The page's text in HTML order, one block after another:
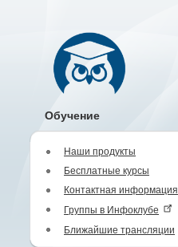
Обучение
Наши продукты
Бесплатные курсы
Контактная информация
Группы в Инфоклубе
Ближайшие трансляции